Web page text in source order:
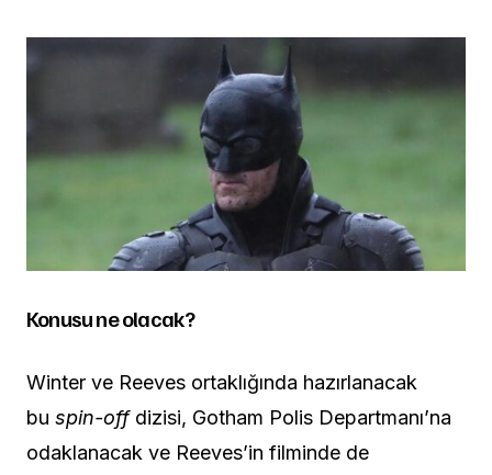
Konusu ne olacak?
Winter ve Reeves ortaklığında hazırlanacak
bu spin-offdizisi, Gotham Polis Departmanı’na
odaklanacak ve Reeves’in filminde de